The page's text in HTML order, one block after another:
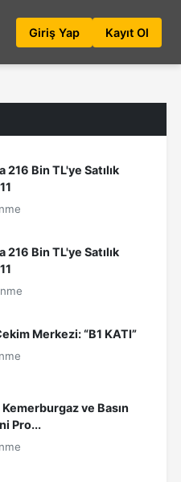
Giriş Yap Kayıt Ol
216 Bin TL'ye Satılık
216 Bin TL'ye Satılık
Merkezi: “B1 KATI”
Kemerburgaz ve Basın
Pro...